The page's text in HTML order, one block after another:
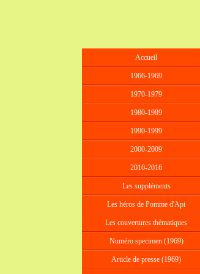
Accueil
1966-1969
1970-1979
1980-1989
1990-1999
2000-2009
2010-2016
Les suppléments
Les héros de Pomme d'Api
Les couvertures thématiques
Numéro specimen (1969)
Article de presse (1969)